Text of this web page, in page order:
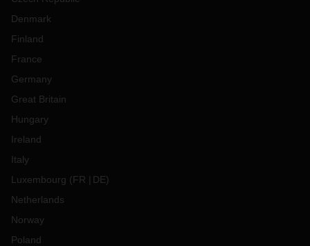
Denmark
Finland
France
Germany
Great Britain
Hungary
Ireland
Italy
Luxembourg (FR DE)
Netherlands
Norway
Poland